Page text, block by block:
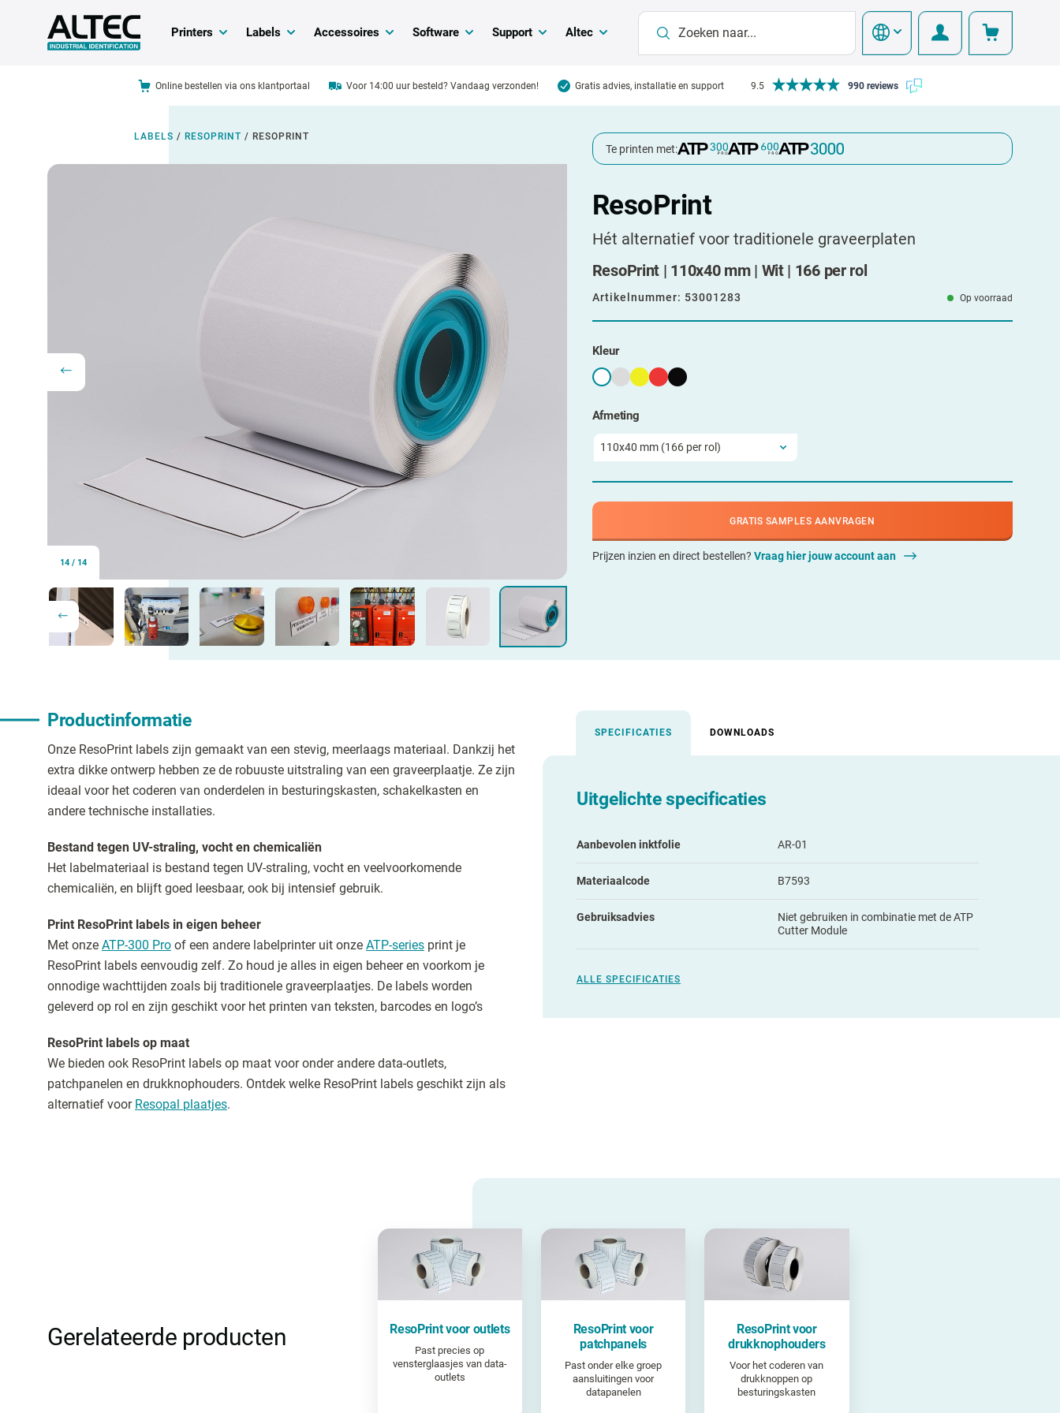
Printers Labels Accessoires Software Support Altec
Online bestellen via ons klantportaal Voor 14:00 uur besteld? Vandaag verzonden! Gratis advies, installatie en support 9.5 990 reviews
LABELS / RESOPRINT / RESOPRINT
14 / 14
Te printen met:
ResoPrint
Hét alternatief voor traditionele graveerplaten
ResoPrint | 110x40 mm | Wit | 166 per rol
Artikelnummer: 53001283 Op voorraad
Kleur
Afmeting
GRATIS SAMPLES AANVRAGEN
Prijzen inzien en direct bestellen? Vraag hier jouw account aan
Productinformatie
Onze ResoPrint labels zijn gemaakt van een stevig, meerlaags materiaal. Dankzij het
extra dikke ontwerp hebben ze de robuuste uitstraling van een graveerplaatje. Ze zijn
ideaal voor het coderen van onderdelen in besturingskasten, schakelkasten en
andere technische installaties.
Bestand tegen UV-straling, vocht en chemicaliën
Het labelmateriaal is bestand tegen UV-straling, vocht en veelvoorkomende
chemicaliën, en blijft goed leesbaar, ook bij intensief gebruik.
Print ResoPrint labels in eigen beheer
Met onze ATP-300 Pro of een andere labelprinter uit onze ATP-series print je
ResoPrint labels eenvoudig zelf. Zo houd je alles in eigen beheer en voorkom je
onnodige wachttijden zoals bij traditionele graveerplaatjes. De labels worden
geleverd op rol en zijn geschikt voor het printen van teksten, barcodes en logo’s
ResoPrint labels op maat
We bieden ook ResoPrint labels op maat voor onder andere data-outlets,
patchpanelen en drukknophouders. Ontdek welke ResoPrint labels geschikt zijn als
alternatief voor Resopal plaatjes.
SPECIFICATIES DOWNLOADS
Uitgelichte specificaties
Aanbevolen inktfolie AR-01
Materiaalcode B7593
Gebruiksadvies
Niet gebruiken in combinatie met de ATP
Cutter Module
ALLE SPECIFICATIES
Gerelateerde producten ResoPrint voor outlets
Past precies op
vensterglaasjes van data-
outlets
ResoPrint voor
patchpanels
Past onder elke groep
aansluitingen voor
datapanelen
ResoPrint voor
drukknophouders
Voor het coderen van
drukknoppen op
besturingskasten